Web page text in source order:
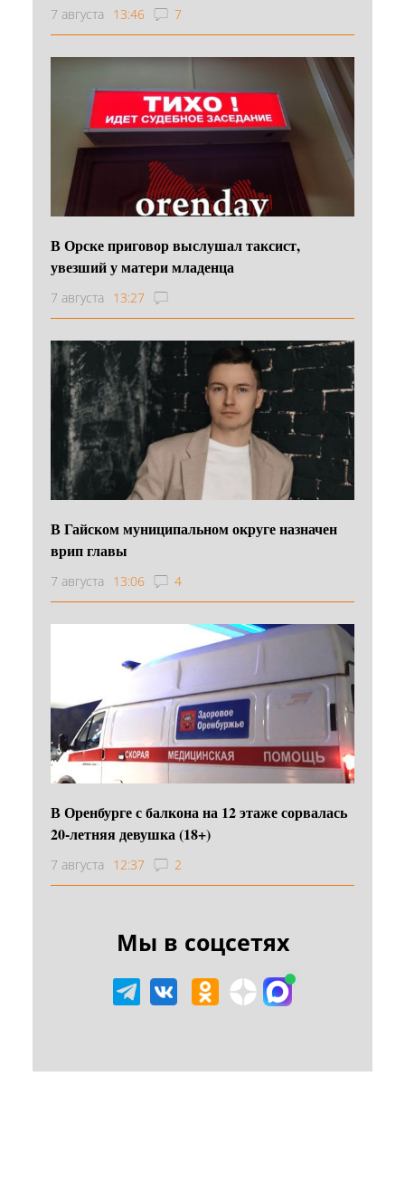
7 августа 13:46 7
В Орске приговор выслушал таксист,
увезший у матери младенца
7 августа 13:27
В Гайском муниципальном округе назначен
врип главы
7 августа 13:06 4
В Оренбурге с балкона на 12 этаже сорвалась
20-летняя девушка (18+)
7 августа 12:37 2
Мы в соцсетях